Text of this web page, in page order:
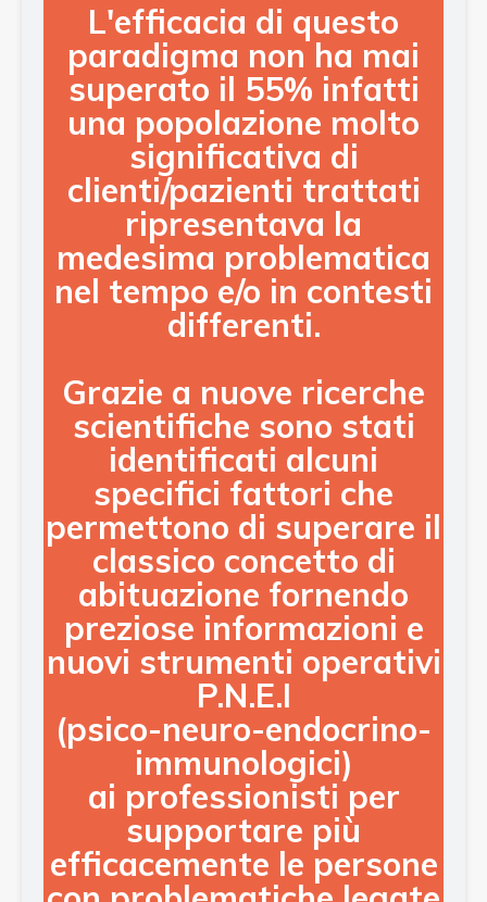
L'efficacia di questo
paradigma non ha mai
superato il 55% infatti
una popolazione molto
significativa di
clienti/pazienti trattati
ripresentava la
medesima problematica
nel tempo e/o in contesti
differenti.
Grazie a nuove ricerche
scientifiche sono stati
identificati alcuni
specifici fattori che
permettono di superare il
classico concetto di
abituazione fornendo
preziose informazioni e
nuovi strumenti operativi
P.N.E.I
(psico-neuro-endocrino-
immunologici)
ai professionisti per
supportare più
efficacemente le persone